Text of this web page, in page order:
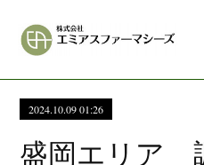
2024.10.09 01:26
盛岡エリア